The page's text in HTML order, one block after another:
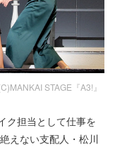
STAGE『A3!』
ク担当として仕事を
えない支配人・松川